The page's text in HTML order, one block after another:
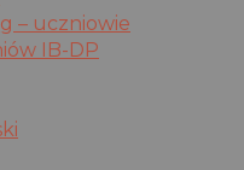
– uczniowie
IB-DP